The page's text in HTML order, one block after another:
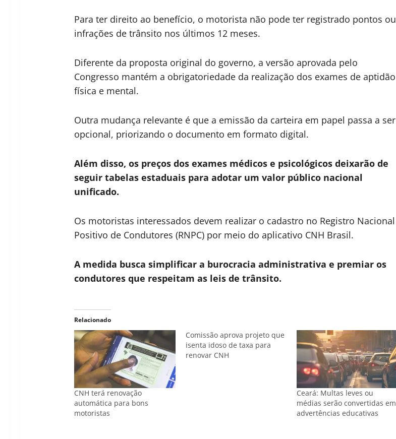
Para ter direito ao benefício, o motorista não pode ter registrado pontos ou
infrações de trânsito nos últimos 12 meses.
Diferente da proposta original do governo, a versão aprovada pelo
Congresso mantém a obrigatoriedade da realização dos exames de aptidão
física e mental.
Outra mudança relevante é que a emissão da carteira em papel passa a ser
opcional, priorizando o documento em formato digital.
Além disso, os preços dos exames médicos e psicológicos deixarão de
seguir tabelas estaduais para adotar um valor público nacional
unificado.
Os motoristas interessados devem realizar o cadastro no Registro Nacional
Positivo de Condutores (RNPC) por meio do aplicativo CNH Brasil.
A medida busca simplificar a burocracia administrativa e premiar os
condutores que respeitam as leis de trânsito.
Relacionado
CNH terá renovação
automática para bons
motoristas
Comissão aprova projeto que
isenta idoso de taxa para
renovar CNH
Ceará: Multas leves ou
médias serão convertidas em
advertências educativas